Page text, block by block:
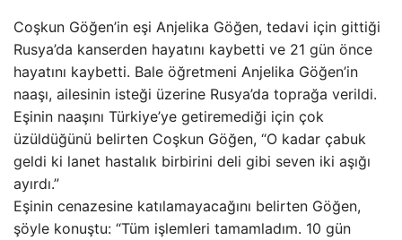
Coşkun Göğen’in eşi Anjelika Göğen, tedavi için gittiği
Rusya’da kanserden hayatını kaybetti ve 21 gün önce
hayatını kaybetti. Bale öğretmeni Anjelika Göğen’in
naaşı, ailesinin isteği üzerine Rusya’da toprağa verildi.
Eşinin naaşını Türkiye’ye getiremediği için çok
üzüldüğünü belirten Coşkun Göğen, “O kadar çabuk
geldi ki lanet hastalık birbirini deli gibi seven iki aşığı
ayırdı.”
Eşinin cenazesine katılamayacağını belirten Göğen,
şöyle konuştu: “Tüm işlemleri tamamladım. 10 gün